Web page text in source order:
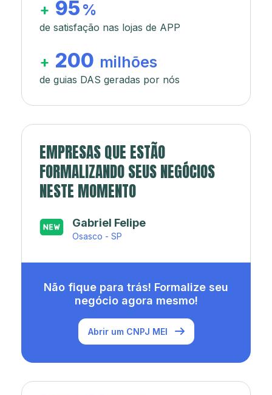
+ 95 %
de satisfação nas lojas de APP
+ 200 milhões
de guias DAS geradas por nós
EMPRESAS QUE ESTÃO
FORMALIZANDO SEUS NEGÓCIOS
NESTE MOMENTO
Japa’s açaí e sorveteria
Rio de Janeiro - RJ
Não fique para trás! Formalize seu
negócio agora mesmo!
Abrir um CNPJ MEI